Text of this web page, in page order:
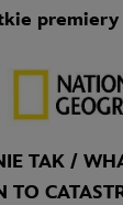
premiery
TAK /
TO